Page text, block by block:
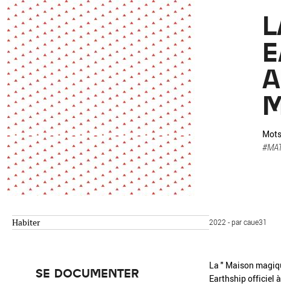
Environnement
Habiter
Jeunes
Patrimoine
Paysage
Société
Transition écologique
Urbanisme
Expérience
Revue
AUTRES CRITÈRES - Auteur -
Habiter
SE DOCUMENTER
2022 - par caue31
La " Maison
Earthship officiel